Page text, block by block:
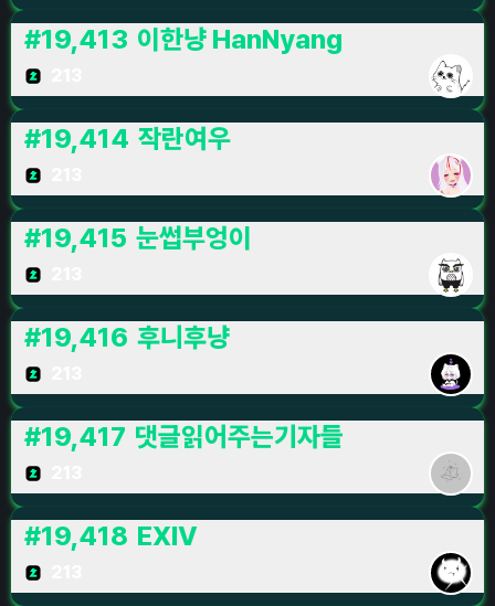
#19,413 이한냥 HanNyang
#19,414 작란여우
#19,415 눈썹부엉이
#19,416 후니후냥
#19,417 댓글읽어주는기자들
#19,418 EXIV